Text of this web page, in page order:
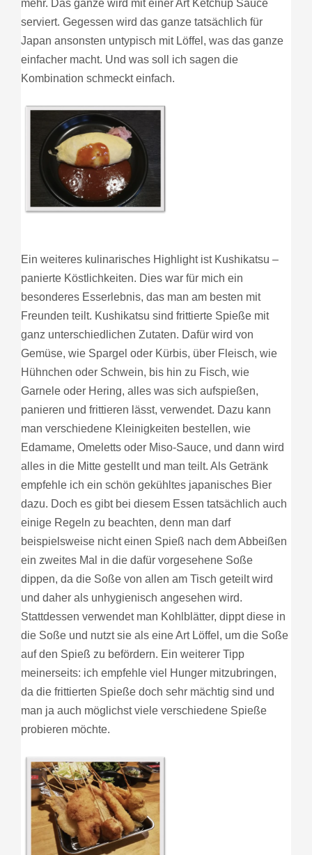
mehr. Das ganze wird mit einer Art Ketchup Sauce
serviert. Gegessen wird das ganze tatsächlich für
Japan ansonsten untypisch mit Löffel, was das ganze
einfacher macht. Und was soll ich sagen die
Kombination schmeckt einfach.
Ein weiteres kulinarisches Highlight ist Kushikatsu –
panierte Köstlichkeiten. Dies war für mich ein
besonderes Esserlebnis, das man am besten mit
Freunden teilt. Kushikatsu sind frittierte Spieße mit
ganz unterschiedlichen Zutaten. Dafür wird von
Gemüse, wie Spargel oder Kürbis, über Fleisch, wie
Hühnchen oder Schwein, bis hin zu Fisch, wie
Garnele oder Hering, alles was sich aufspießen,
panieren und frittieren lässt, verwendet. Dazu kann
man verschiedene Kleinigkeiten bestellen, wie
Edamame, Omeletts oder Miso-Sauce, und dann wird
alles in die Mitte gestellt und man teilt. Als Getränk
empfehle ich ein schön gekühltes japanisches Bier
dazu. Doch es gibt bei diesem Essen tatsächlich auch
einige Regeln zu beachten, denn man darf
beispielsweise nicht einen Spieß nach dem Abbeißen
ein zweites Mal in die dafür vorgesehene Soße
dippen, da die Soße von allen am Tisch geteilt wird
und daher als unhygienisch angesehen wird.
Stattdessen verwendet man Kohlblätter, dippt diese in
die Soße und nutzt sie als eine Art Löffel, um die Soße
auf den Spieß zu befördern. Ein weiterer Tipp
meinerseits: ich empfehle viel Hunger mitzubringen,
da die frittierten Spieße doch sehr mächtig sind und
man ja auch möglichst viele verschiedene Spieße
probieren möchte.